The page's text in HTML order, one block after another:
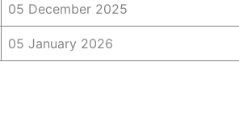
05 December 2025
05 January 2026